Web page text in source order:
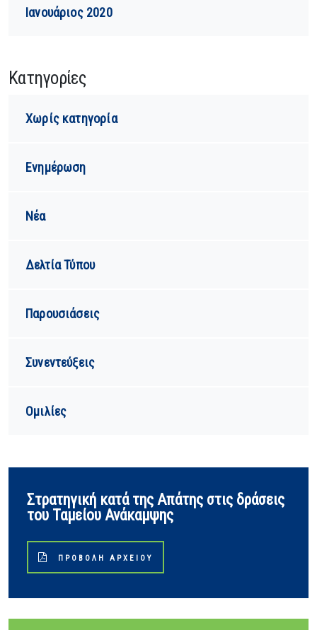
Ιανουάριος 2020
Kατηγορίες
Χωρίς κατηγορία
Ενημέρωση
Νέα
Δελτία Τύπου
Παρουσιάσεις
Συνεντεύξεις
Ομιλίες
Στρατηγική κατά της Απάτης στις δράσεις
του Ταμείου Ανάκαμψης
ΠΡΟΒΟΛΉ ΑΡΧΕΊΟΥ